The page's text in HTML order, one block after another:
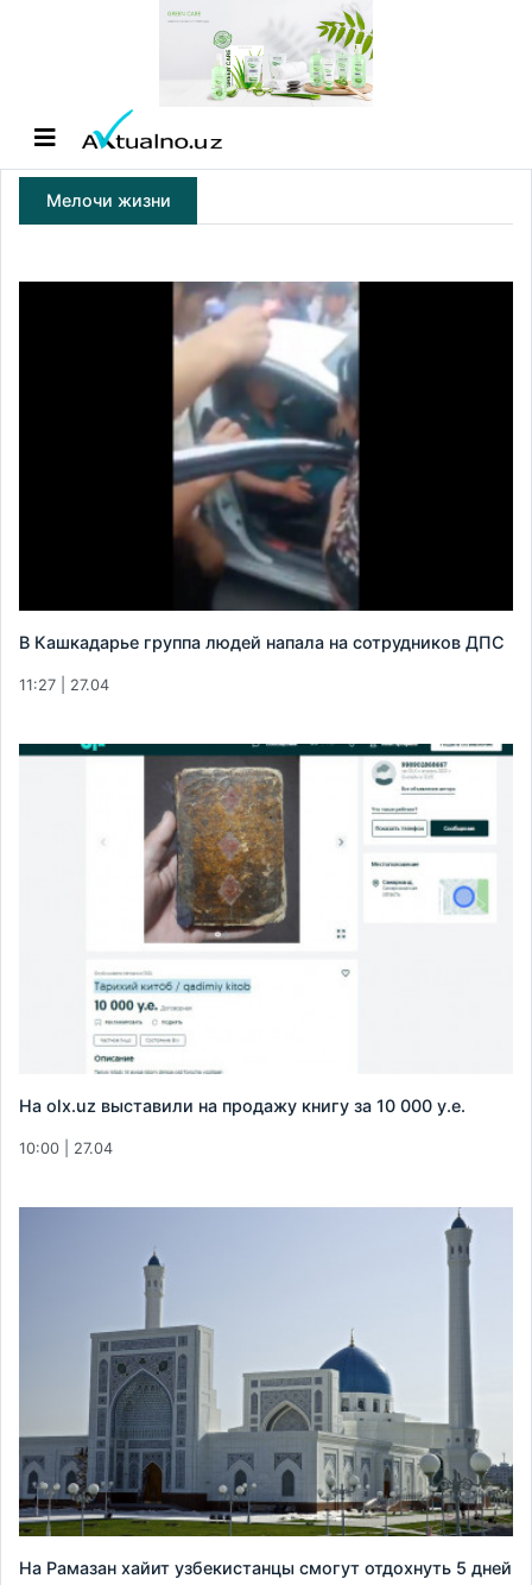
Мелочи жизни
В Кашкадарье группа людей напала на сотрудников ДПС
11:27 | 27.04
На olx.uz выставили на продажу книгу за 10 000 у.е.
10:00 | 27.04
На Рамазан хайит узбекистанцы смогут отдохнуть 5 дней